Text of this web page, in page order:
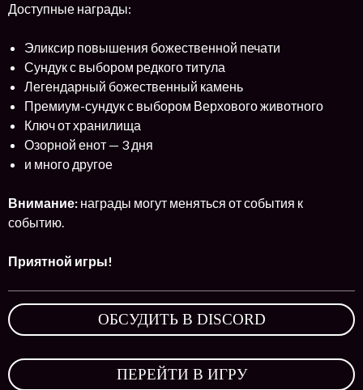
Доступные награды:
Эликсир повышения божественной печати
Сундук с выбором редкого титула
Легендарный божественный камень
Премиум-сундук с выбором Верхового животного
Ключ от хранилища
Озорной енот — 3 дня
и много другое
Внимание: награды могут меняться от события к
событию.
Приятной игры!
ОБСУДИТЬ В DISCORD
ПЕРЕЙТИ В ИГРУ